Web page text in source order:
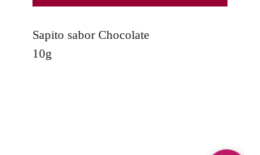
Sapito sabor Chocolate
10g